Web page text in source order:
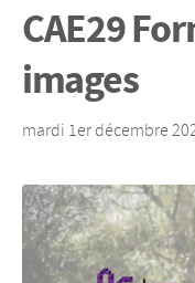
CAE29
images
mardi 1er décembre